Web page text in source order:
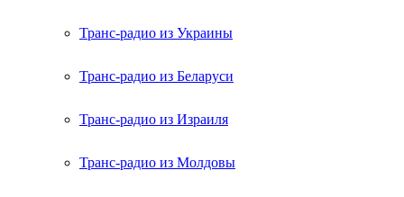
Транс-радио из Украины
Транс-радио из Беларуси
Транс-радио из Израиля
Транс-радио из Молдовы